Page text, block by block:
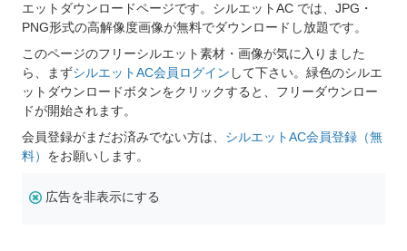
エットダウンロードページです。シルエットAC では、JPG・
PNG形式の高解像度画像が無料でダウンロードし放題です。
このページのフリーシルエット素材・画像が気に入りました
ら、まずシルエットAC会員ログイン して下さい。緑色のシルエ
ットダウンロードボタンをクリックすると、フリーダウンロー
ドが開始されます。
会員登録がまだお済みでない方は、 シルエットAC会員登録（無
料） をお願いします。
広告を非表示にする